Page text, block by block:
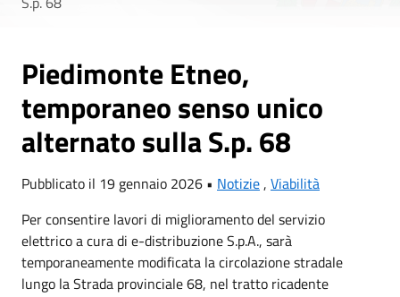
Piedimonte Etneo,
temporaneo senso unico
alternato sulla S.p. 68
Pubblicato il 19 gennaio 2026 • Notizie, Viabilità
Per consentire lavori di miglioramento del servizio
elettrico a cura di e-distribuzione S.p.A., sarà
temporaneamente modificata la circolazione stradale
lungo la Strada provinciale 68, nel tratto ricadente